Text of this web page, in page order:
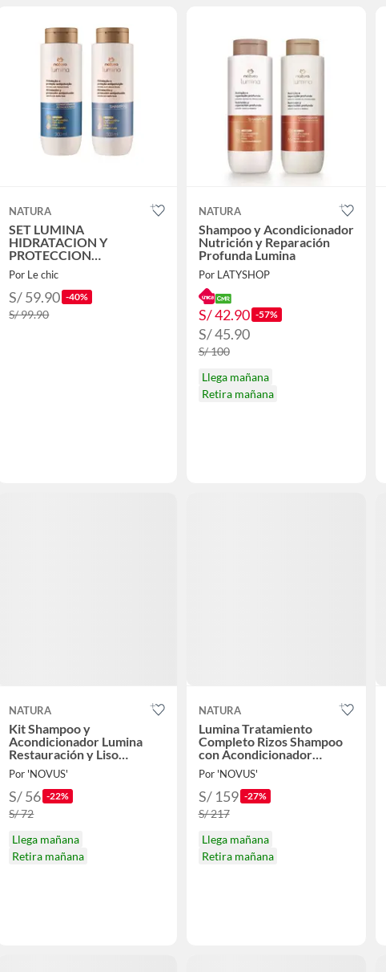
NATURA
SET LUMINA
HIDRATACION Y
PROTECCION
ANTIPOLUCION
SHAMPOO +
ACONDICIONADOR
Por Le chic
S/ 59.90 -40%
S/ 99.90
NATURA
Shampoo y Acondicionador
Nutrición y Reparación
Profunda Lumina
Por LATYSHOP
S/ 42.90 -57%
S/ 45.90
S/ 100
Llega mañana
Retira mañana
NATURA
Kit Shampoo y
Acondicionador Lumina
Restauración y Liso
Prolongado
Por 'NOVUS'
S/ 56 -22%
S/ 72
Llega mañana
Retira mañana
NATURA
Lumina Tratamiento
Completo Rizos Shampoo
con Acondicionador
Mascarilla Spray y CPP
Por 'NOVUS'
S/ 159 -27%
S/ 217
Llega mañana
Retira mañana